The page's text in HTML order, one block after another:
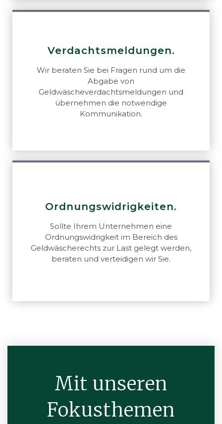
Verdachtsmeldungen.
Wir beraten Sie bei Fragen rund um die
Abgabe von
Geldwäscheverdachtsmeldungen und
übernehmen die notwendige
Kommunikation.
Ordnungswidrigkeiten.
Sollte Ihrem Unternehmen eine
Ordnungswidrigkeit im Bereich des
Geldwäscherechts zur Last gelegt werden,
beraten und verteidigen wir Sie.
Mit unseren
Fokusthemen